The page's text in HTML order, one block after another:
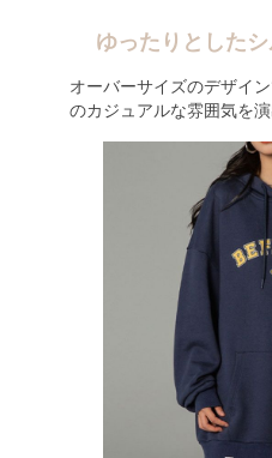
ゆったりとした
オーバーサイズのデザイ
のカジュアルな雰囲気を演